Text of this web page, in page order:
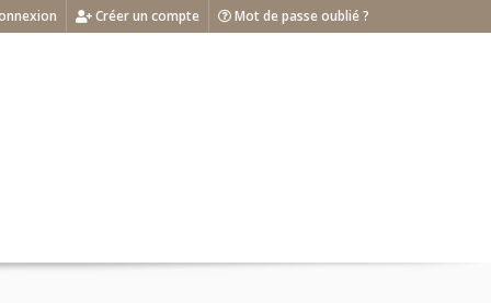
Créer un compte Mot de passe oublié ?